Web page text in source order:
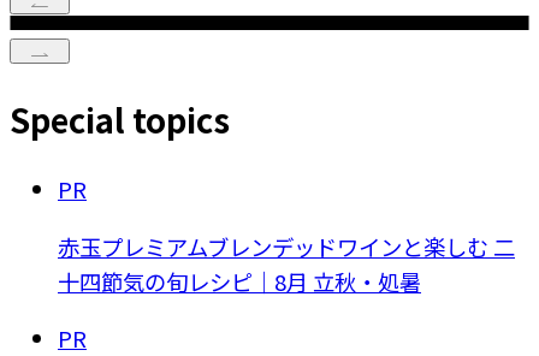
Special topics
PR
赤玉プレミアムブレンデッドワインと楽しむ 二
十四節気の旬レシピ｜8月 立秋・処暑
PR